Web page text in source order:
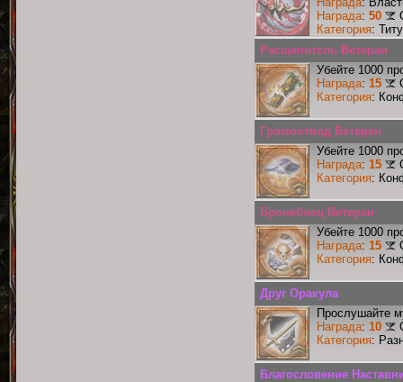
Награда: 50
Категория:
Расщепитель Ветеран
Убейте 1000
Награда: 15
Категория:
Громоотвод Ветеран
Убейте 1000
Награда: 15
Категория:
Бронебоец Ветеран
Убейте 1000
Награда: 15
Категория:
Друг Оракула
Прослушайте
Награда: 10
Категория:
Благословение